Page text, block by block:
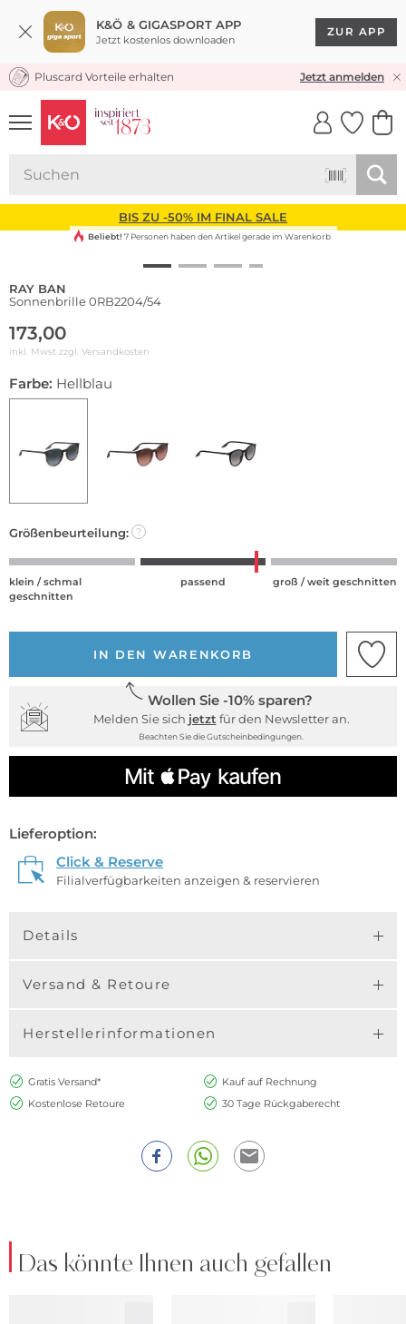
K&Ö & GIGASPORT APP
Jetzt kostenlos downloaden
ZUR APP
KOSTENLOSER VERSAND* & RÜCKVERSAND
Pluscard Vorteile erhalten Jetzt anmelden
UNSERE APP
CLICK &
BIS ZU -50% IM FINAL SALE
Beliebt! 7 Personen haben den Artikel gerade im Warenkorb
RAY BAN
Sonnenbrille 0RB2204/54
173,00
inkl. Mwst zzgl. Versandkosten
Farbe: Hellblau
Größenbeurteilung: ?
klein / schmal
geschnitten
passend groß / weit geschnitten
IN DEN WARENKORB
Wollen Sie -10% sparen?
Melden Sie sich jetzt für den Newsletter an.
Beachten Sie die Gutscheinbedingungen.
Lieferoption:
Click & Reserve
Filialverfügbarkeiten anzeigen & reservieren
Details
Versand & Retoure
Herstellerinformationen
Gratis Versand*
Kauf auf Rechnung
Kostenlose Retoure
30 Tage Rückgaberecht
Das könnte Ihnen auch gefallen